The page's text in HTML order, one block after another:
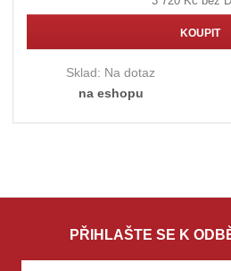
KOUPIT
Sklad: Na dotaz
na eshopu
PŘIHLAŠTE SE K